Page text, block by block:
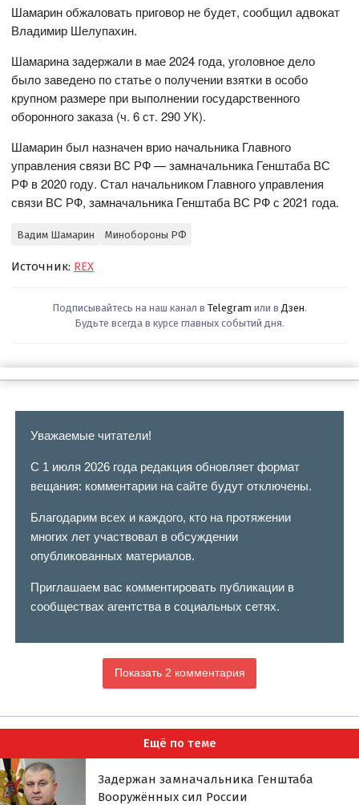
Шамарин обжаловать приговор не будет, сообщил адвокат
Владимир Шелупахин.
Шамарина задержали в мае 2024 года, уголовное дело
было заведено по статье о получении взятки в особо
крупном размере при выполнении государственного
оборонного заказа (ч. 6 ст. 290 УК).
Шамарин был назначен врио начальника Главного
управления связи ВС РФ — замначальника Генштаба ВС
РФ в 2020 году. Стал начальником Главного управления
связи ВС РФ, замначальника Генштаба ВС РФ с 2021 года.
Вадим Шамарин Минобороны РФ
Источник: REX
Подписывайтесь на наш канал в Telegram или в Дзен.
Будьте всегда в курсе главных событий дня.
Уважаемые читатели!
С 1 июля 2026 года редакция обновляет формат
вещания: комментарии на сайте будут отключены.
Благодарим всех и каждого, кто на протяжении
многих лет участвовал в обсуждении
опубликованных материалов.
Приглашаем вас комментировать публикации в
сообществах агентства в социальных сетях.
Показать 2 комментария
Ещё по теме
Задержан замначальника Генштаба
Вооружённых сил России